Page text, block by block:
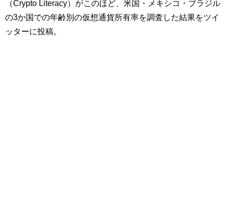
（Crypto Literacy）がこのほど、米国・メキシコ・ブラジル
の3か国での年齢別の仮想通貨所有率を調査した結果をツイ
ッターに投稿。